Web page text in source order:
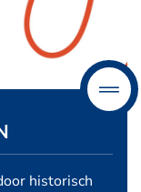
historisch